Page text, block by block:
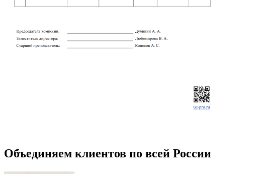
Объединяем клиентов по всей России